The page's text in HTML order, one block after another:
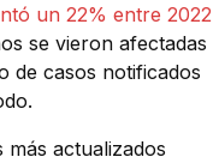
un 22% entre 2022
se vieron afectadas
de casos notificados
más actualizados